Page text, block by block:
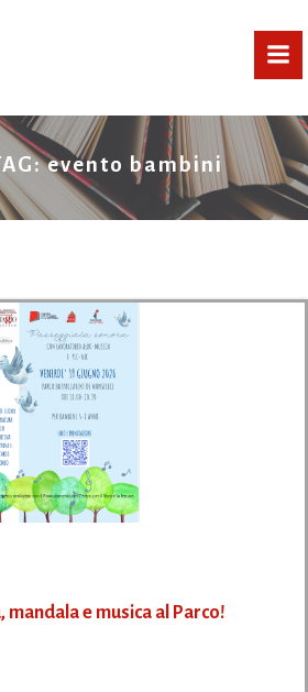
evento bambini
mandala e musica al Parco!